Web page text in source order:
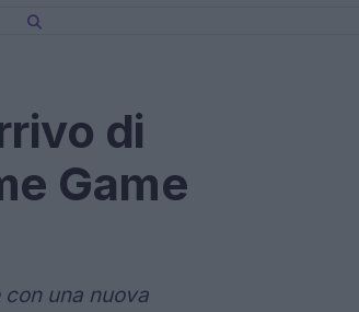
di
Game
una nuova